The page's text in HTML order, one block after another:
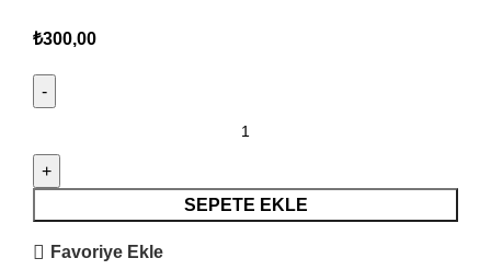
₺300,00
SEPETE EKLE
Favoriye Ekle